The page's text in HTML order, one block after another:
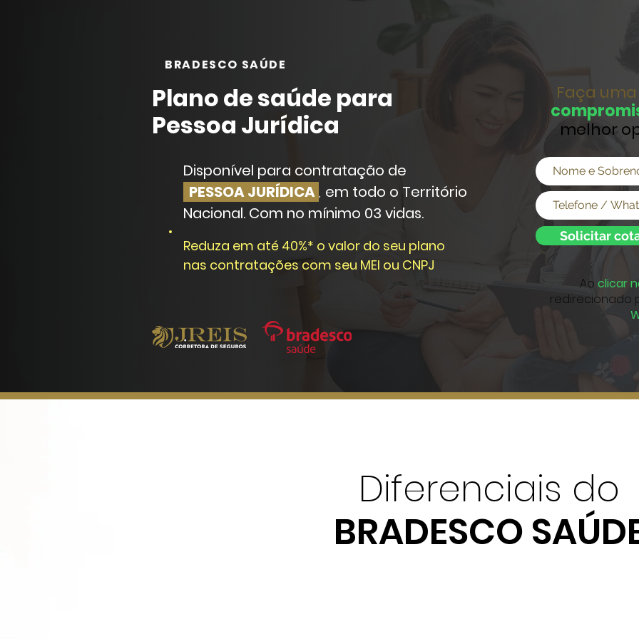
BRADESCO SAÚDE
Plano de saúde para
Pessoa Jurídica
Disponível para contratação de
PESSOA JURÍDICA, em todo o Território
Nacional. Com no mínimo 03 vidas.
Reduza em até 40%* o valor do seu plano
nas contratações com seu MEI ou CNPJ
Faça
melhor
Solicitar
Ao clicar
redirecionado
Diferenciais do
BRADESCO